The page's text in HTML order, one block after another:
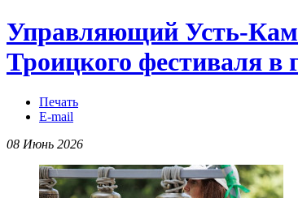
Управляющий Усть-
Троицкого фестиваля в
Печать
E-mail
08 Июнь 2026